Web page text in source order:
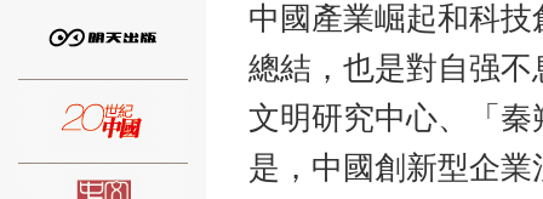
中國產業崛起和科
總結，也是對自强
文明研究中心、「
是，中國創新型企